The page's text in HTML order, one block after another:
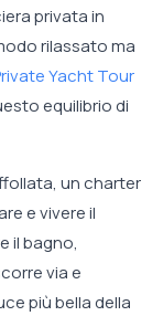
privata in
rilassato ma
Yacht Tour
equilibrio di
un charter
e vivere il
il bagno,
via e
più bella della